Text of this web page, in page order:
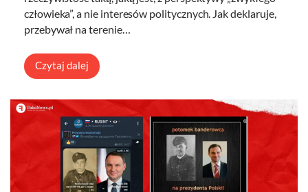
człowieka”, a nie interesów politycznych. Jak deklaruje,
przebywał na terenie…
Czytaj dalej